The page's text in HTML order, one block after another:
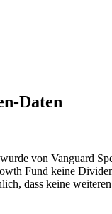
Daten
von Vanguard
Fund keine
dass keine